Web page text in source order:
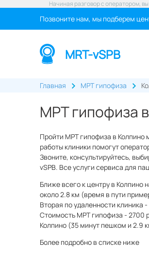
Начиная разговор с оператором,
Позвоните нам, мы подберем
MRT-vSPB
Главная МРТ гипофиза
МРТ гипофиза
Пройти МРТ гипофиза в Колпино
работы клиники помогут
Звоните, консультируйтесь,
vSPB. Все услуги сервиса для
Ближе всего к центру в
около 2.8 км (время в пути
Вторая по удаленности
Стоимость МРТ гипофиза - 2700
Колпино (35 минут пешком и 2.9
Более подробно в списке ниже